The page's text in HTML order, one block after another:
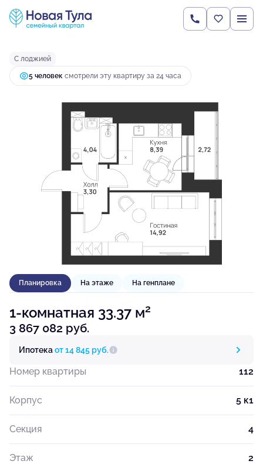
1-комнатная33.37 м 3 867 082 руб.
Ипотекаот 14 845 руб.
С лоджией
5 человек смотрели эту квартиру за 24 часа
Планировка На этаже На генплане
1-комнатная 33.37 м2
3 867 082 руб.
Ипотекаот 14 845 руб.
Номер квартиры 112
Корпус 5 к1
Секция 4
Этаж 2